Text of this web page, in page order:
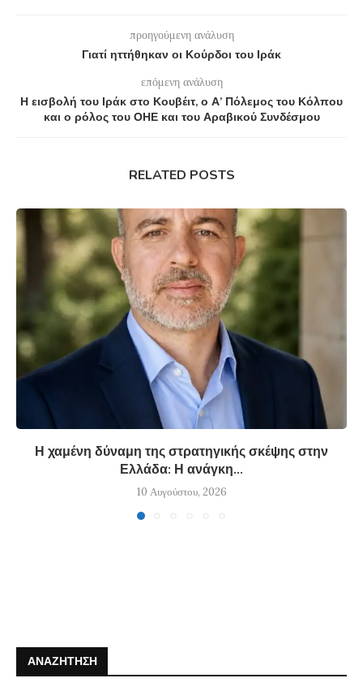
προηγούμενη ανάλυση
Γιατί ηττήθηκαν οι Κούρδοι του Ιράκ
επόμενη ανάλυση
Η εισβολή του Ιράκ στο Κουβέιτ, ο Α’ Πόλεμος του Κόλπου
και ο ρόλος του ΟΗΕ και του Αραβικού Συνδέσμου
RELATED POSTS
Η χαμένη δύναμη της στρατηγικής σκέψης στην
Ελλάδα: Η ανάγκη...
10 Αυγούστου, 2026
ΑΝΑΖΉΤΗΣΗ